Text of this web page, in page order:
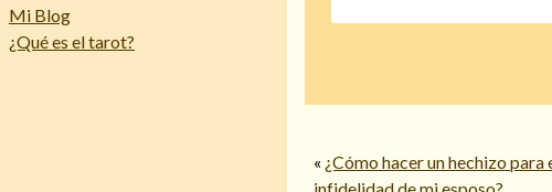
Mi Blog
¿Qué es el tarot?
« ¿Cómo hacer un hechizo para
infidelidad de mi esposo?